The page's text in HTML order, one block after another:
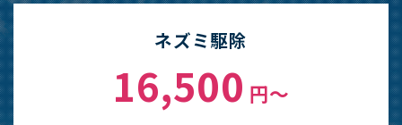
ネズミ駆除
16,500 円〜